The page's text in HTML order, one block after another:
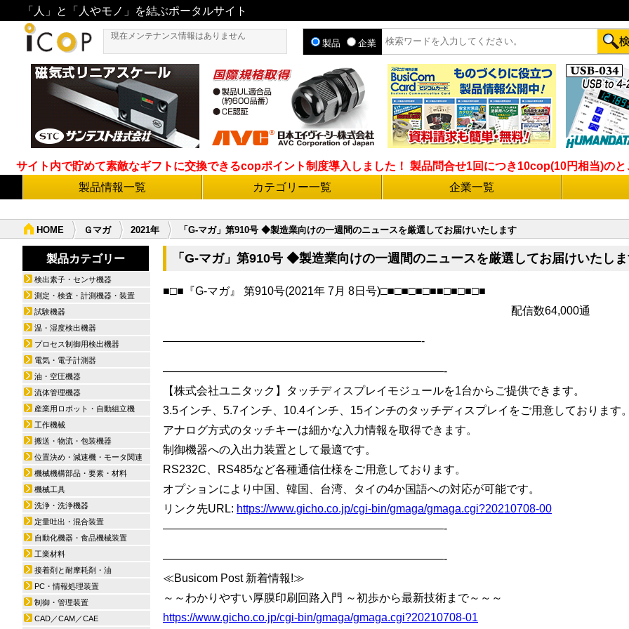
「人」と「人やモノ」を結ぶポータルサイト
現在メンテナンス情報はありません
製品 企業
サイト内で貯めて素敵なギフトに交換できるcopポイント制度導入しました！ 製品問合せ1回につき10cop(10円相当)の
製品情報一覧
カテゴリー一覧 企業一覧
HOME Ｇマガ 2021年 「G-マガ」第910号 ◆製造業向けの一週間のニュースを厳選してお届けいたします
「G-マガ」第910号 ◆製造業向けの一週間のニュースを厳選してお届けいたし
■□■『G-マガ』 第910号(2021年 7月 8日号)□■□■□■□■■□■□■□■
配信数64,000通
———————————————————————-
—————————————————————————-
【株式会社ユニタック】タッチディスプレイモジュールを1台からご提供できます。
3.5インチ、5.7インチ、10.4インチ、15インチのタッチディスプレイをご用意しております
アナログ方式のタッチキーは細かな入力情報を取得できます。
制御機器への入出力装置として最適です。
RS232C、RS485など各種通信仕様をご用意しております。
オプションにより中国、韓国、台湾、タイの4か国語への対応が可能です。
リンク先URL: https://www.gicho.co.jp/cgi-bin/gmaga/gmaga.cgi?20210708-00
—————————————————————————-
—————————————————————————-
≪Busicom Post 新着情報!≫
～～わかりやすい厚膜印刷回路入門 ～初歩から最新技術まで～～～
https://www.gicho.co.jp/cgi-bin/gmaga/gmaga.cgi?20210708-01
製品カテゴリー
検出素子・センサ機器
測定・検査・計測機器・装置
試験機器
温・湿度検出機器
プロセス制御用検出機器
電気・電子計測器
油・空圧機器
流体管理機器
産業用ロボット・自動組立機
工作機械
搬送・物流・包装機器
位置決め・減速機・モータ関連
機械機構部品・要素・材料
機械工具
洗浄・洗浄機器
定量吐出・混合装置
自動化機器・食品機械装置
工業材料
接着剤と耐摩耗剤・油
PC・情報処理装置
制御・管理装置
CAD／CAM／CAE